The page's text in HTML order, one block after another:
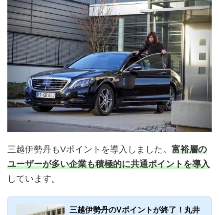
三越伊勢丹もVポイントを導入しました。 富裕層の
ユーザーが多い企業も積極的に共通ポイントを導入
しています。
三越伊勢丹のVポイントが終了！丸井